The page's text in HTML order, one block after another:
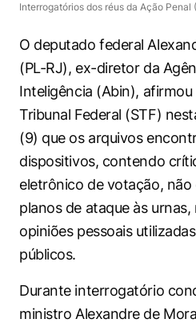
Interrogatórios dos réus da Ação
O deputado federal
(PL-RJ), ex-diretor da
Inteligência (Abin), afirmou
Tribunal Federal (STF)
(9) que os arquivos
dispositivos, contendo
eletrônico de votação,
planos de ataque às urnas,
opiniões pessoais
públicos.
Durante interrogatório
ministro Alexandre de